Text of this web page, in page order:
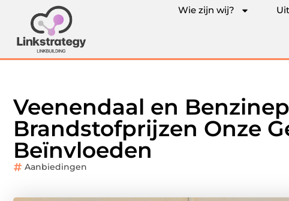
Wie zijn wij?
Veenendaal en
Brandstofprijzen Onze
Beïnvloeden
Aanbiedingen